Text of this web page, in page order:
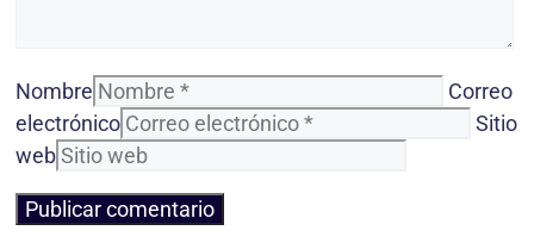
Nombre
Correo
electrónico
Sitio
web